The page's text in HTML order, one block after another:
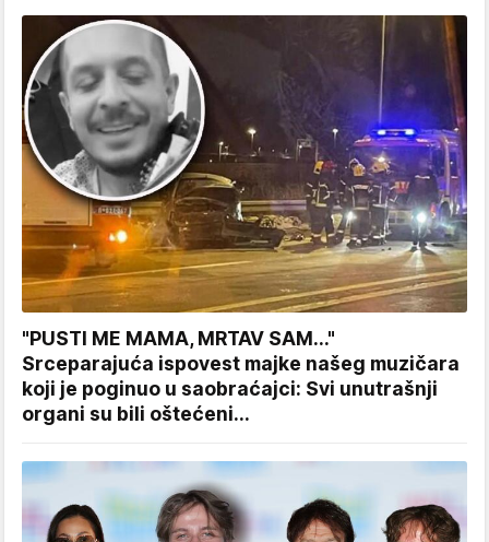
"PUSTI ME MAMA, MRTAV SAM..."
Srceparajuća ispovest majke našeg muzičara
koji je poginuo u saobraćajci: Svi unutrašnji
organi su bili oštećeni...